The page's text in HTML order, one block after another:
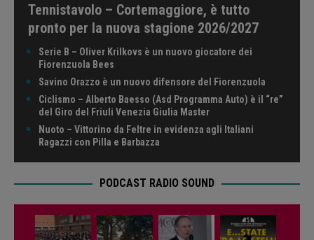
Tennistavolo – Cortemaggiore, è tutto
pronto per la nuova stagione 2026/2027
Serie B – Oliver Krilkovs è un nuovo giocatore dei
Fiorenzuola Bees
Savino Orazzo è un nuovo difensore del Fiorenzuola
Ciclismo – Alberto Baesso (Asd Programma Auto) è il “re”
del Giro del Friuli Venezia Giulia Master
Nuoto – Vittorino da Feltre in evidenza agli Italiani
Ragazzi con Pilla e Barbazza
PODCAST RADIO SOUND